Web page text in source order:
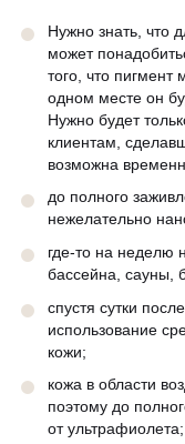
Нужно знать, что
может
того, что пигмент
одном месте он
Нужно будет
клиентам,
возможна
до полного
нежелательно
где-то на неделю
бассейна, сауны,
спустя сутки
использование
кожи;
кожа в области
поэтому до
от ультрафиолета;